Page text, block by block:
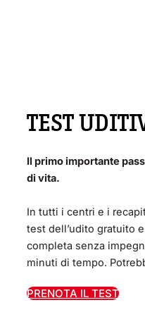
TEST
Il primo importante
di vita.
In tutti i centri e i
test dell’udito gratuito
completa senza
minuti di tempo.
PRENOTA IL TEST